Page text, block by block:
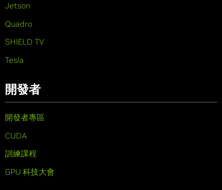
Jetson
Quadro
SHIELD TV
Tesla
開發者
開發者專區
CUDA
訓練課程
GPU 科技大會